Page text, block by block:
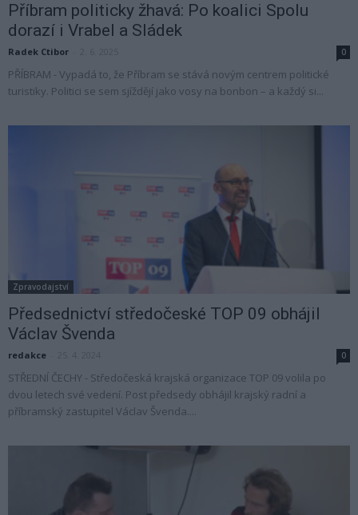
Příbram politicky žhavá: Po koalici Spolu
dorazí i Vrabel a Sládek
Radek Ctibor 0
PŘÍBRAM - Vypadá to, že Příbram se stává novým centrem politické
turistiky. Politici se sem sjíždějí jako vosy na bonbon – a každý si...
Zpravodajství
Předsednictví středočeské TOP 09 obhájil
Václav Švenda
redakce 0
STŘEDNÍ ČECHY - Středočeská krajská organizace TOP 09 volila po
dvou letech své vedení. Post předsedy obhájil krajský radní a
příbramský zastupitel Václav Švenda....